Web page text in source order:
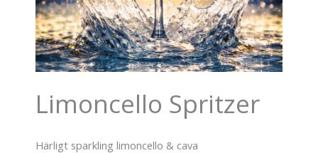
Limoncello Spritzer
Härligt sparkling limoncello & cava